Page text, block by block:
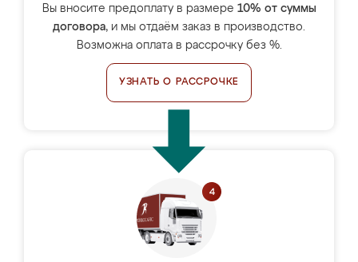
Вы вносите предоплату в размере 10% от суммы
договора, и мы отдаём заказ в производство.
Возможна оплата в рассрочку без %.
УЗНАТЬ О РАССРОЧКЕ